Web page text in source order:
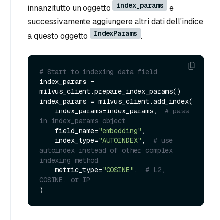
innanzitutto un oggetto
index_params
e
successivamente aggiungere altri dati dell'indice
a questo oggetto
IndexParams .
# Start to indexing data field
index_params =
milvus_client.prepare_index_params()
index_params = milvus_client.add_index(
    index_params=index_params,
# pass
in index_params object
    field_name=
"embedding" ,
    index_type=
"AUTOINDEX" , # use
autoindex instead of other complex
indexing method
    metric_type=
"COSINE" , # L2,
COSINE, or IP